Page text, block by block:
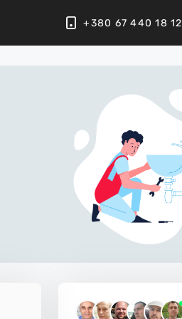
+380 67 440 18 12